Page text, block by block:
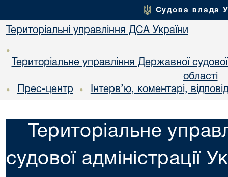
Судова влада
Територіальні управління ДСА України
•
Територіальне управління Державної
областi
• Прес-центр • Інтерв’ю, коментарі,
Територіальне
судової адміністрації